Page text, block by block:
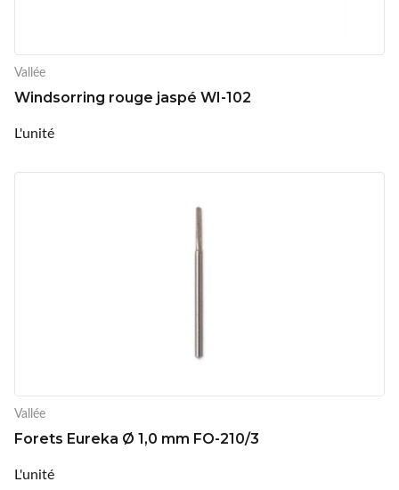
Vallée
Windsorring rouge jaspé WI-102
L'unité
Vallée
Forets Eureka Ø 1,0 mm FO-210/3
L'unité